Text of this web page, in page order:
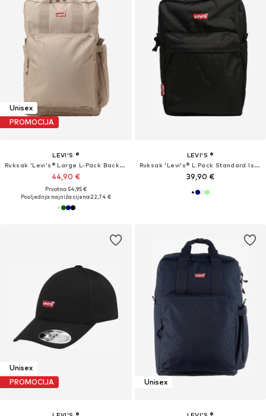
Unisex
PROMOCIJA
LEVI'S ®
Ruksak 'Levi's® Large L-Pack Backpack'
44,90 €
Prvotno: 54,95 €
Posljednja najniža cijena:22,74 €
LEVI'S ®
Ruksak 'Levi's® L Pack Standard Issue'
39,90 €
Unisex
PROMOCIJA
Unisex